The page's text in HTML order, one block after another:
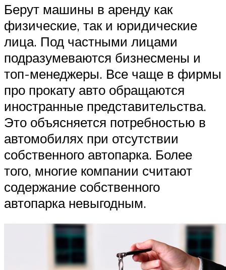
Берут машины в аренду как
физические, так и юридические
лица. Под частными лицами
подразумеваются бизнесмены и
топ-менеджеры. Все чаще в фирмы
про прокату авто обращаются
иностранные представительства.
Это объясняется потребностью в
автомобилях при отсутствии
собственного автопарка. Более
того, многие компании считают
содержание собственного
автопарка невыгодным.